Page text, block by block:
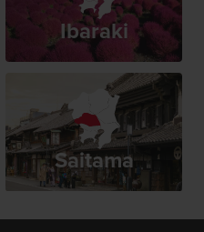
Ibaraki
Saitama